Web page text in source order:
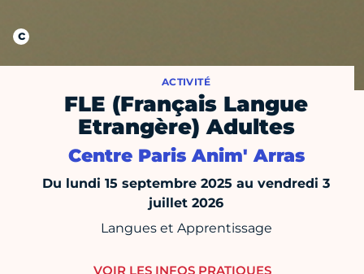
ACTIVITÉ
FLE (Français Langue
Etrangère) Adultes
Centre Paris Anim' Arras
Du lundi 15 septembre 2025 au vendredi 3
juillet 2026
Langues et Apprentissage
VOIR LES INFOS PRATIQUES